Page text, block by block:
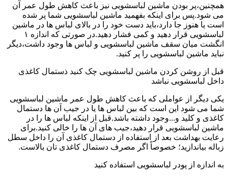
همچنین،پر بودن ماشین لباسشویی نیز باعث کاهش طول عمر آن
می شود.پس برای اینکه بفهمید ماشین لباسشویی شما پر شده
است یا هنوز جا دارد،باید دست خود را در بالای لباس ها در ماشین
لباسشویی قرار دهید و کمی فشار دهید.در صورتی که اندازه ۱
انگشت میان سقف ماشین لباسشویی و لباس ها وجود داشت،دیگر
نباید ماشین لباسشویی را پر کنید.
قبل از روشن کردن ماشین لباسشویی چک کنید ذستمال کاغذی
داخل لباسشویی نباشد
یکی دیگر از عواملی که باعث کاهش طول عمر ماشین لباسشویی
شما می شود این است که بین لباس ها یا در جیب آن ها دستمال
کاغذی و کلید و...وجود داشته باشد.قبل از اینکه لباس ها را در
ماشین لباسشویی قرار دهید،جیب های آن ها را خالی کنید.برای
رعایت بهداشت بعد از استفاده از دستمال کاغذی آن را داخل سطل
زباله بیاندازید؛ خصوصاً اگر مصرف دستمال کاغذی تان بالاست.
به اندازه از پودر لباسشویی استفاده کنید